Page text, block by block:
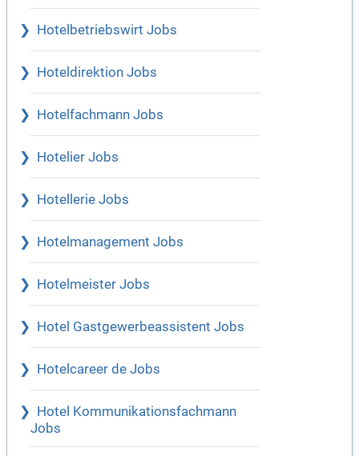
Hotelbetriebswirt Jobs
Hoteldirektion Jobs
Hotelfachmann Jobs
Hotelier Jobs
Hotellerie Jobs
Hotelmanagement Jobs
Hotelmeister Jobs
Hotel Gastgewerbeassistent Jobs
Hotelcareer de Jobs
Hotel Kommunikationsfachmann
Jobs